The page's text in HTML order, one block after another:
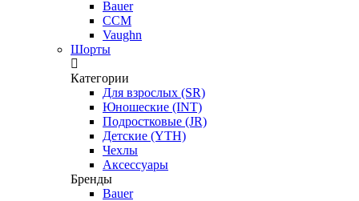
Bauer
CCM
Vaughn
Шорты
Категории
Для взрослых (SR)
Юношеские (INT)
Подростковые (JR)
Детские (YTH)
Чехлы
Аксессуары
Бренды
Bauer